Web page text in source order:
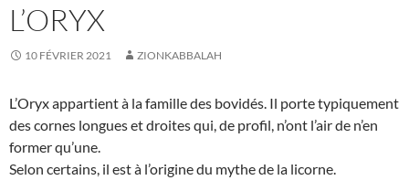
L’ORYX
10 FÉVRIER 2021 ZIONKABBALAH
L’Oryx appartient à la famille des bovidés. Il porte typiquement
des cornes longues et droites qui, de profil, n’ont l’air de n’en
former qu’une.
Selon certains, il est à l’origine du mythe de la licorne.